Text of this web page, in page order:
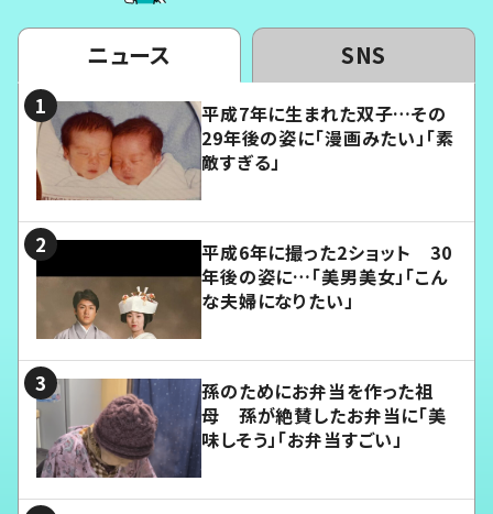
ニュース SNS
平成7年に生まれた双子…その
29年後の姿に「漫画みたい」「素
敵すぎる」
平成6年に撮った2ショット 30
年後の姿に…「美男美女」「こん
な夫婦になりたい」
孫のためにお弁当を作った祖
母 孫が絶賛したお弁当に「美
味しそう」「お弁当すごい」